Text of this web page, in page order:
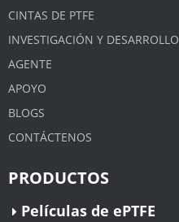
CINTAS DE PTFE
INVESTIGACIÓN Y DESARROLLO
AGENTE
APOYO
BLOGS
CONTÁCTENOS
PRODUCTOS
Películas de ePTFE